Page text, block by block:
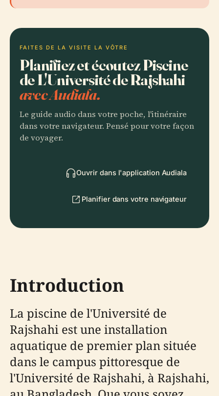
FAITES DE LA VISITE LA VÔTRE
Planifiez et écoutez Piscine
de L'Université de Rajshahi
avec Audiala.
Le guide audio dans votre poche, l'itinéraire
dans votre navigateur. Pensé pour votre façon
de voyager.
Ouvrir dans l'application Audiala
Planifier dans votre navigateur
Introduction
La piscine de l'Université de
Rajshahi est une installation
aquatique de premier plan située
dans le campus pittoresque de
l'Université de Rajshahi, à Rajshahi,